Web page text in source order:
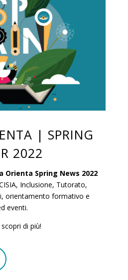
| SPRING
2022
Orienta Spring News 2022
Inclusione, Tutorato,
orientamento formativo e
eventi.
di più!